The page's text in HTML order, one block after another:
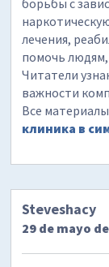
борьбы с
лечения,
помочь
Читатели
важности
Все
клиника в
Steveshacy
29 de mayo